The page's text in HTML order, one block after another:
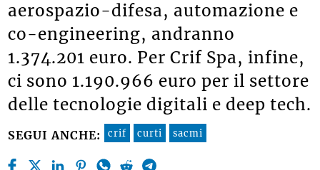
aerospazio-difesa, automazione e
co-engineering, andranno
1.374.201 euro. Per Crif Spa, infine,
ci sono 1.190.966 euro per il settore
delle tecnologie digitali e deep tech.
SEGUI ANCHE: crif curti sacmi